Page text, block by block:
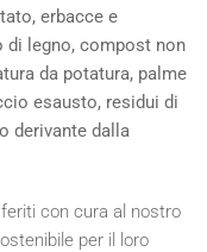
erbacce e
di legno, compost non
da potatura, palme
esausto, residui di
derivante dalla
con cura al nostro
per il loro